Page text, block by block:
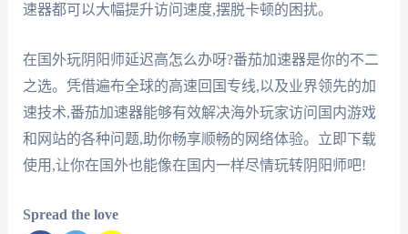
速器都可以大幅提升访问速度,摆脱卡顿的困扰。
在国外玩阴阳师延迟高怎么办呀?番茄加速器是你的不二
之选。凭借遍布全球的高速回国专线,以及业界领先的加
速技术,番茄加速器能够有效解决海外玩家访问国内游戏
和网站的各种问题,助你畅享顺畅的网络体验。立即下载
使用,让你在国外也能像在国内一样尽情玩转阴阳师吧!
Spread the love